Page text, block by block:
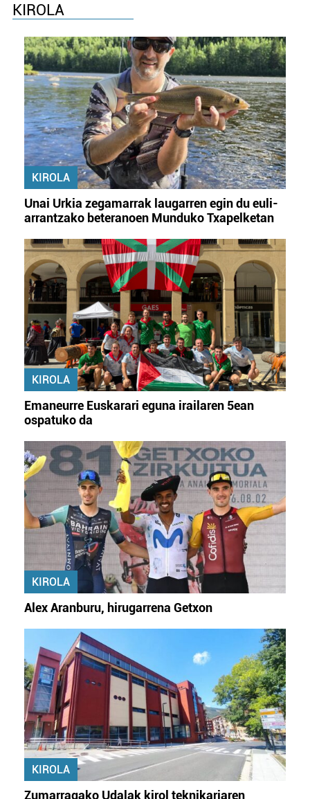
KIROLA
KIROLA
Unai Urkia zegamarrak laugarren egin du euli-
arrantzako beteranoen Munduko Txapelketan
KIROLA
Emaneurre Euskarari eguna irailaren 5ean
ospatuko da
KIROLA
Alex Aranburu, hirugarrena Getxon
KIROLA
Zumarragako Udalak kirol teknikariaren